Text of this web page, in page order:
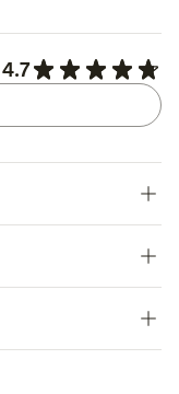
4.7